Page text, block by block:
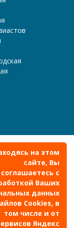
на этом
сайте, Вы
соглашаетесь с
Ваших
данных
Cookies, в
том числе и от
Яндекс